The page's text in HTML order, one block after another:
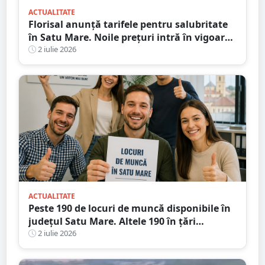
ACTUALITATE
Florisal anunță tarifele pentru salubritate
în Satu Mare. Noile prețuri intră în vigoare
de la 1 iulie
2 iulie 2026
ACTUALITATE
Peste 190 de locuri de muncă disponibile în
județul Satu Mare. Altele 190 în țări
europene
2 iulie 2026